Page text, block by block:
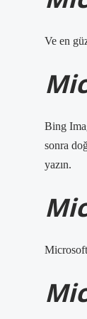
Ve en
Bing
sonra
yazın.